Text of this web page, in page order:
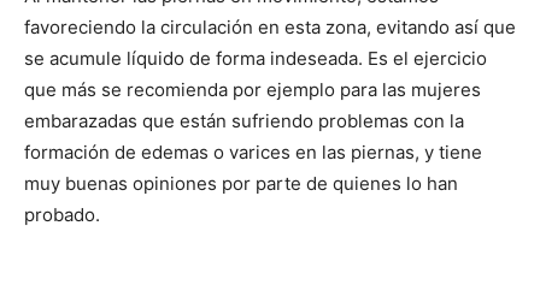
favoreciendo la circulación en esta zona, evitando así que
se acumule líquido de forma indeseada. Es el ejercicio
que más se recomienda por ejemplo para las mujeres
embarazadas que están sufriendo problemas con la
formación de edemas o varices en las piernas, y tiene
muy buenas opiniones por parte de quienes lo han
probado.